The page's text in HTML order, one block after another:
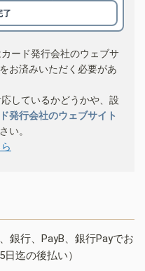
了
ード発行会社のウェブサ
お済みいただく必要があ
しているかどうかや、設
発行会社のウェブサイト
い。
銀行、PayB、銀行Payでお
迄の後払い）